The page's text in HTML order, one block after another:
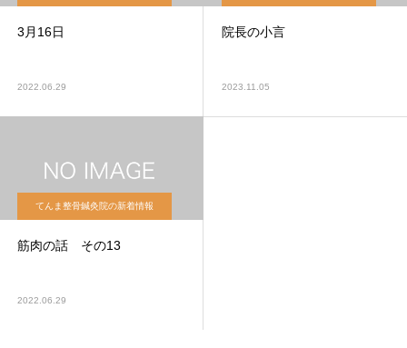
3月16日
2022.06.29
院長の小言
2023.11.05
てんま整骨鍼灸院の新着情報
筋肉の話 その13
2022.06.29